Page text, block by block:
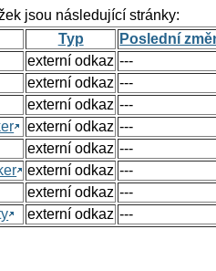
jsou následující stránky:
Typ
Poslední
externí odkaz ---
externí odkaz ---
externí odkaz ---
externí odkaz ---
externí odkaz ---
externí odkaz ---
externí odkaz ---
externí odkaz ---